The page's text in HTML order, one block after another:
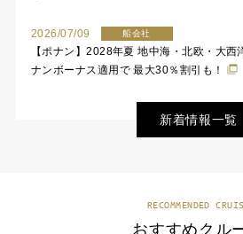
2026/07/09 船会社
【ポナン】2028年夏 地中海・北欧・大
ナンボーナス適用で 最大30％割引も！
新着情報一覧
RECOMMENDED
おすすめクル